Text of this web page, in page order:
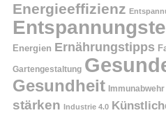
Energieeffizienz
Energien Ernährungstipps
Gartengestaltung
Gesundheit Immunabwehr
stärken
Industrie 4.0